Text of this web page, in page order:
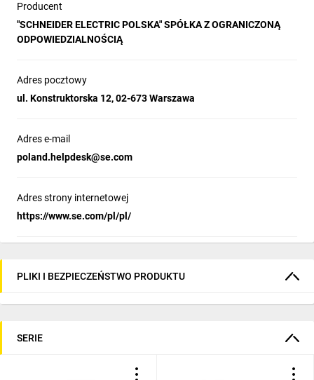
Zalety styczników
TeSys Deca
Konstrukcja projektowana od
Nowoczesny wygląd i styl wszystkich maszyn
Zaprojektowane z myślą o spełnieniu wymagań zastosowań
Budowa i przekazanie do
Łatwiejsza instalacja i obsługa z użyciem śrub
Zgodność z normą IEC60335-1, zwiększona odporność na
Producent
"SCHNEIDER ELECTRIC POLSKA" SPÓŁKA Z OGRANICZONĄ
ODPOWIEDZIALNOŚCIĄ
Adres pocztowy
ul. Konstruktorska 12, 02-673 Warszawa
Adres e-mail
poland.helpdesk@se.com
Adres strony internetowej
https://www.se.com/pl/pl/
PLIKI I BEZPIECZEŃSTWO PRODUKTU
SERIE